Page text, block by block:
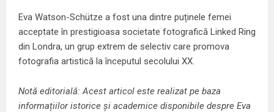
Eva Watson-Schütze a fost una dintre puținele femei
acceptate în prestigioasa societate fotografică Linked Ring
din Londra, un grup extrem de selectiv care promova
fotografia artistică la începutul secolului XX.
Notă editorială: Acest articol este realizat pe baza
informațiilor istorice și academice disponibile despre Eva